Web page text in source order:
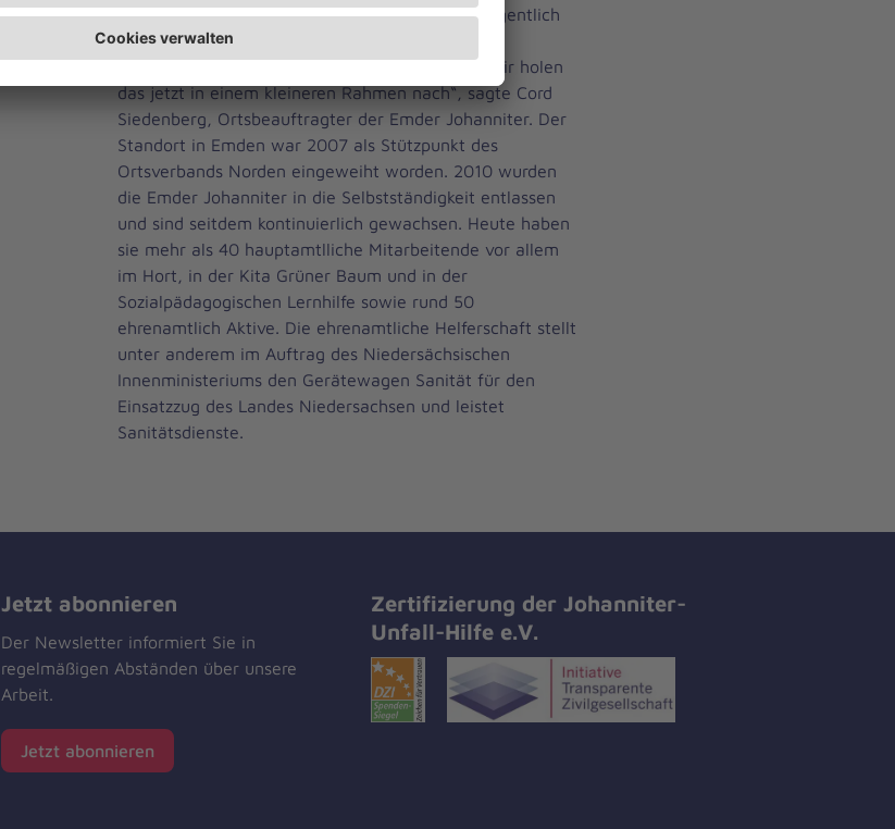
zehnjähriges Bestehen nachzufeiern. Das war eigentlich
schon 2020 der Fall, die große Feier aber fiel
coronabedingt aus. „Da haben wir uns gesagt, wir holen
das jetzt in einem kleineren Rahmen nach“, sagte Cord
Siedenberg, Ortsbeauftragter der Emder Johanniter. Der
Standort in Emden war 2007 als Stützpunkt des
Ortsverbands Norden eingeweiht worden. 2010 wurden
die Emder Johanniter in die Selbstständigkeit entlassen
und sind seitdem kontinuierlich gewachsen. Heute haben
sie mehr als 40 hauptamtlliche Mitarbeitende vor allem
im Hort, in der Kita Grüner Baum und in der
Sozialpädagogischen Lernhilfe sowie rund 50
ehrenamtlich Aktive. Die ehrenamtliche Helferschaft stellt
unter anderem im Auftrag des Niedersächsischen
Innenministeriums den Gerätewagen Sanität für den
Einsatzzug des Landes Niedersachsen und leistet
Sanitätsdienste.
Jetzt abonnieren
Der Newsletter informiert Sie in
regelmäßigen Abständen über unsere
Arbeit.
Jetzt abonnieren
Zertifizierung der Johanniter-
Unfall-Hilfe e.V.